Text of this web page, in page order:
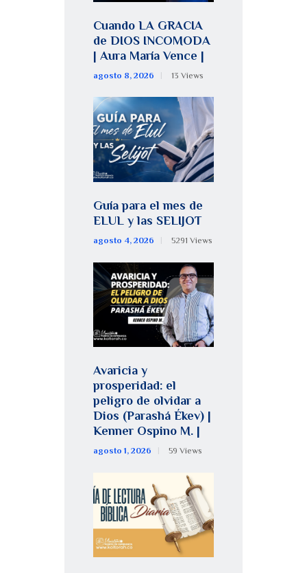
Cuando LA GRACIA
de DIOS INCOMODA
| Aura María Vence |
agosto 8, 2026 13 Views
Guía para el mes de
ELUL y las SELIJOT
agosto 4, 2026 5291 Views
Avaricia y
prosperidad: el
peligro de olvidar a
Dios (Parashá Ékev) |
Kenner Ospino M. |
agosto 1, 2026 59 Views